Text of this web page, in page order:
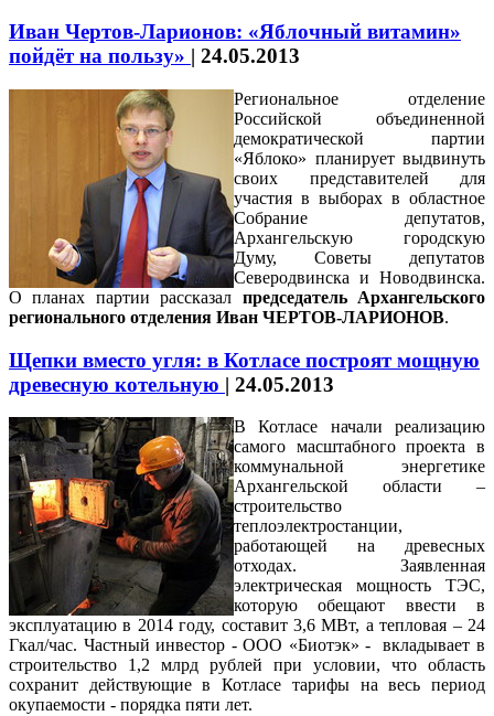
Иван Чертов-Ларионов: «Яблочный витамин»
пойдёт на пользу» | 24.05.2013
Региональное отделение
Российской объединенной
демократической партии
«Яблоко» планирует выдвинуть
своих представителей для
участия в выборах в областное
Собрание депутатов,
Архангельскую городскую
Думу, Советы депутатов
Северодвинска и Новодвинска.
О планах партии рассказал председатель Архангельского
регионального отделения Иван ЧЕРТОВ-ЛАРИОНОВ.
Щепки вместо угля: в Котласе построят мощную
древесную котельную | 24.05.2013
В Котласе начали реализацию
самого масштабного проекта в
коммунальной энергетике
Архангельской области –
строительство
теплоэлектростанции,
работающей на древесных
отходах. Заявленная
электрическая мощность ТЭС,
которую обещают ввести в
эксплуатацию в 2014 году, составит 3,6 МВт, а тепловая – 24
Гкал/час. Частный инвестор - ООО «Биотэк» - вкладывает в
строительство 1,2 млрд рублей при условии, что область
сохранит действующие в Котласе тарифы на весь период
окупаемости - порядка пяти лет.